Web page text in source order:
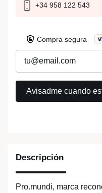
Descripción
Pro.mundi, marca
+34 958 122 543
Compra segura